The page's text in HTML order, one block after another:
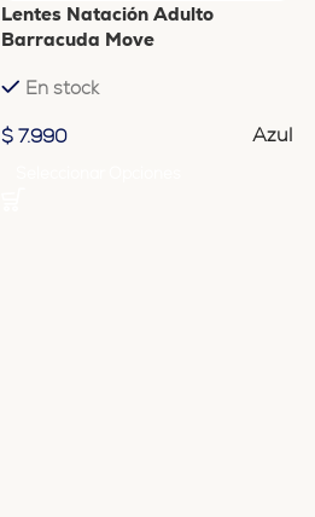
Lentes Natación Adulto
Barracuda Move
En stock
$7.990 Azul